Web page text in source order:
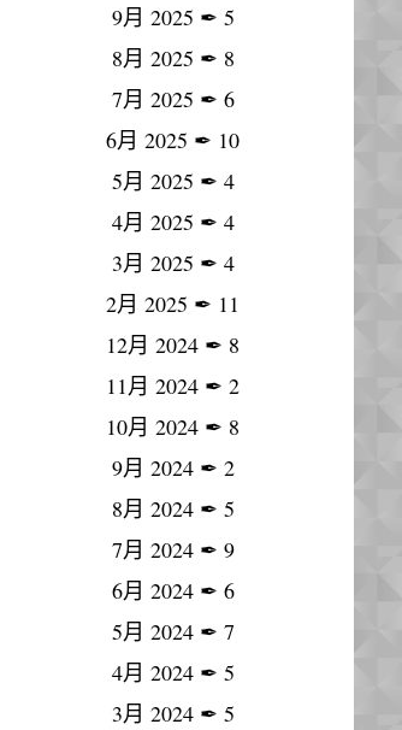
9月 2025 ✒ 5
8月 2025 ✒ 8
7月 2025 ✒ 6
6月 2025 ✒ 10
5月 2025 ✒ 4
4月 2025 ✒ 4
3月 2025 ✒ 4
2月 2025 ✒ 11
12月 2024 ✒ 8
11月 2024 ✒ 2
10月 2024 ✒ 8
9月 2024✒ 2
8月 2024✒ 5
7月 2024✒ 9
6月 2024✒ 6
5月 2024✒ 7
4月 2024✒ 5
3月 2024✒ 5